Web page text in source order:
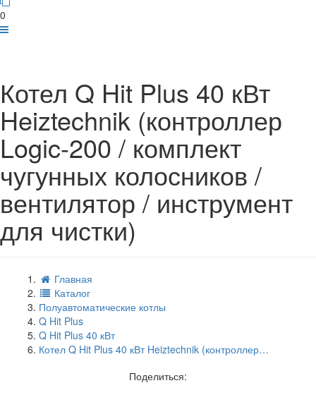
0
Котел Q Hit Plus 40 кВт
Heiztechnik (контроллер
Logic-200 / комплект
чугунных колосников /
вентилятор / инструмент
для чистки)
Главная
Каталог
Полуавтоматические котлы
Q Hit Plus
Q Hit Plus 40 кВт
Котел Q Hit Plus 40 кВт Heiztechnik (контроллер…
Поделиться: